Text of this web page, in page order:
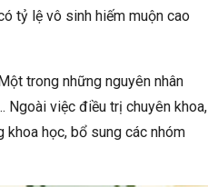
tỷ lệ vô sinh hiếm muộn cao
trong những nguyên nhân
Ngoài việc điều trị chuyên khoa,
học, bổ sung các nhóm